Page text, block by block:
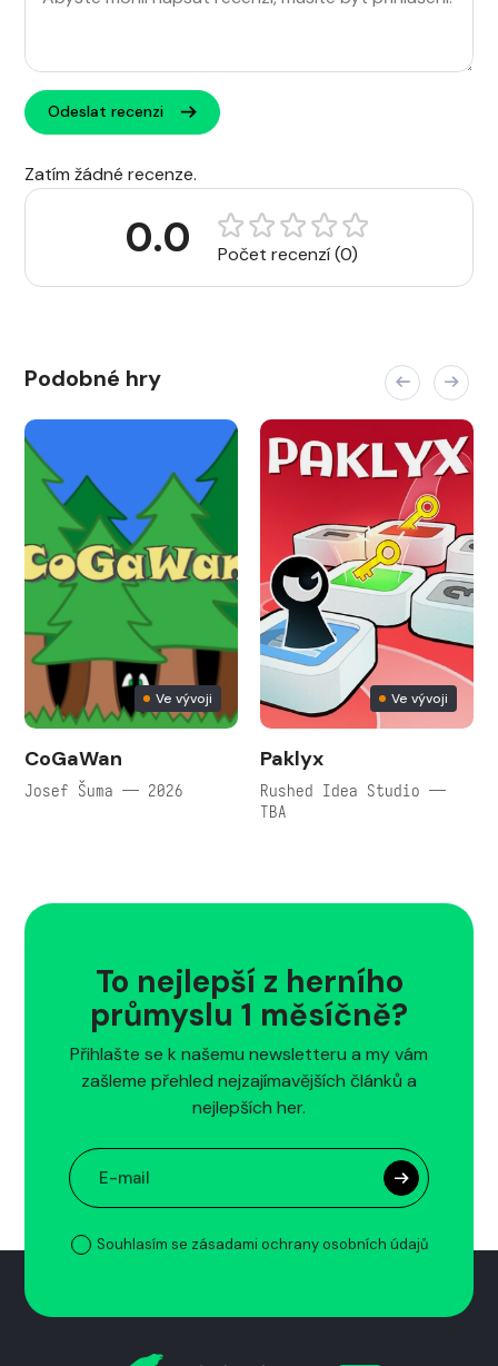
Odeslat recenzi
Zatím žádné recenze.
0.0 Počet recenzí (0)
Podobné hry
Ve vývoji
CoGaWan
Josef Šuma — 2026
Ve vývoji
Paklyx
Rushed Idea Studio —
TBA
To nejlepší z herního
průmyslu 1 měsíčně?
Přihlašte se k našemu newsletteru a my vám
zašleme přehled nejzajímavějších článků a
nejlepších her.
Souhlasím se zásadami ochrany osobních údajů